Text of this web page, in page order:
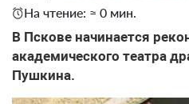
На чтение: ≈ 0 мин.
В Пскове начинается
академического театра
Пушкина.